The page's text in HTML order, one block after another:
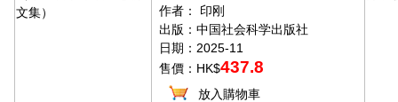
作者： 印刚
出版：中国社会科学出版社
日期：2025-11
售價：HK$437.8
放入購物車